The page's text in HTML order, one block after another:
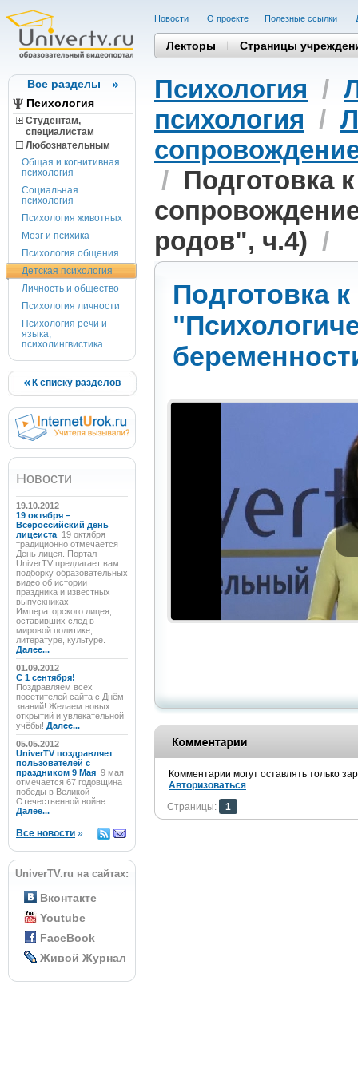
Все разделы
Психология
Студентам,
cпециалистам
Любознательным
Общая и когнитивная
психология
Социальная
психология
Психология животных
Мозг и психика
Психология общения
Детская психология
Личность и общество
Психология личности
Психология речи и
языка,
психолингвистика
К списку разделов
Новости
19.10.2012
19 октября –
Всероссийский день
лицеиста 19 октября
традиционно отмечается
День лицея. Портал
UniverTV предлагает вам
подборку образовательных
видео об истории
праздника и известных
выпускниках
Императорского лицея,
оставивших след в
мировой политике,
литературе, культуре.
Далее...
01.09.2012
C 1 сентября!
Поздравляем всех
посетителей сайта с Днём
знаний! Желаем новых
открытий и увлекательной
учёбы! Далее...
05.05.2012
UniverTV поздравляет
пользователей с
праздником 9 Мая 9 мая
отмечается 67 годовщина
победы в Великой
Отечественной войне.
Далее...
Все новости »
UniverTV.ru на сайтах:
Вконтакте
Youtube
FaceBook
Живой Журнал
Новости О проекте Полезные cсылки
Лекторы Страницы
Психология /
психология /
/ Подготовка
родов", ч.4) /
Подготовка
Комментарии могут оставлять только
Авторизоваться
Страницы:
1